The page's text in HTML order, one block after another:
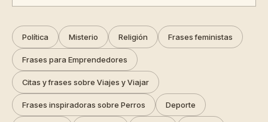
Política Misterio Religión Frases feministas
Frases para Emprendedores
Citas y frases sobre Viajes y Viajar
Frases inspiradoras sobre Perros Deporte